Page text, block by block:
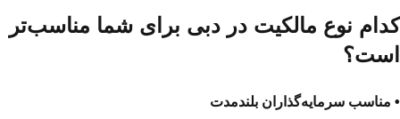
نوع مالکیت در دبی برای شما مناسب‌تر
سرمایه‌گذاران بلندمدت